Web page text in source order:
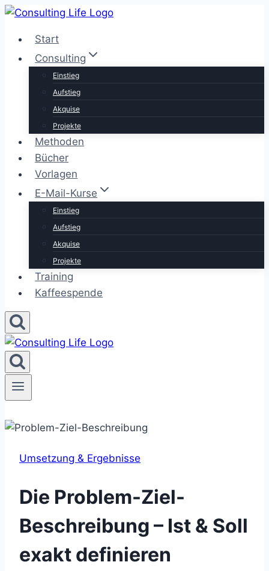
Zum
springenStart
Consulting
Einstieg
Aufstieg
Akquise
Projekte
Methoden
Bücher
Vorlagen
E-Mail-Kurse
Einstieg
Aufstieg
Akquise
Projekte
Training
Kaffeespende
Umsetzung & Ergebnisse
Die Problem-Ziel-
Beschreibung – Ist & Soll
exakt definieren